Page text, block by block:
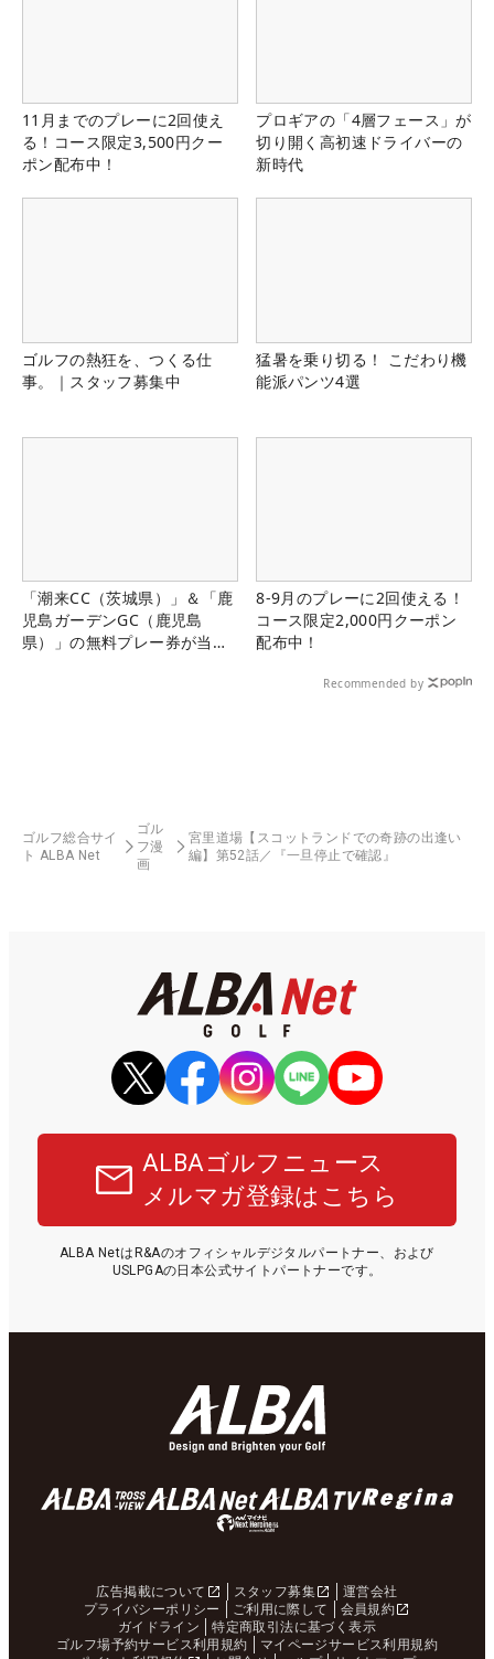
11月までのプレーに2回使え
る！コース限定3,500円クー
ポン配布中！
プロギアの「4層フェース」が
切り開く高初速ドライバーの
新時代
ゴルフの熱狂を、つくる仕
事。｜スタッフ募集中
猛暑を乗り切る！ こだわり機
能派パンツ4選
「潮来CC（茨城県）」＆「鹿
児島ガーデンGC（鹿児島
県）」の無料プレー券が当た
8-9月のプレーに2回使える！
コース限定2,000円クーポン
配布中！
Recommended by
ゴルフ総合サイ
ト ALBA Net
ゴル
フ漫
画
宮里道場【スコットランドでの奇跡の出逢い
編】第52話／『一旦停止で確認』
ALBAゴルフニュース
メルマガ登録はこちら
ALBA NetはR&Aのオフィシャルデジタルパートナー、および
USLPGAの日本公式サイトパートナーです。
広告掲載について スタッフ募集
運営会社
プライバシーポリシー
ご利用に際して
会員規約
ガイドライン
特定商取引法に基づく表示
ゴルフ場予約サービス利用規約
マイページサービス利用規約